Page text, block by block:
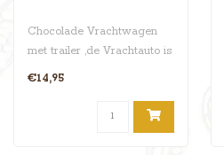
Chocolade Vrachtwagen
met trailer ,de Vrachtauto is
€14,95